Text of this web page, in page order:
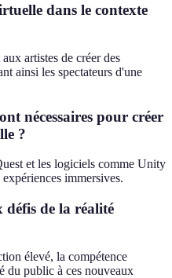
dans le contexte
artistes de créer des
ainsi les spectateurs d'une
nécessaires pour créer
?
et les logiciels comme Unity
immersives.
défis de la réalité
élevé, la compétence
du public à ces nouveaux